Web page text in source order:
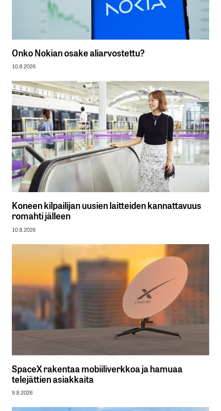
Onko Nokian osake aliarvostettu?
10.8.2026
Koneen kilpailijan uusien laitteiden kannattavuus
romahti jälleen
10.8.2026
SpaceX rakentaa mobiiliverkkoa ja hamuaa
telejättien asiakkaita
9.8.2026